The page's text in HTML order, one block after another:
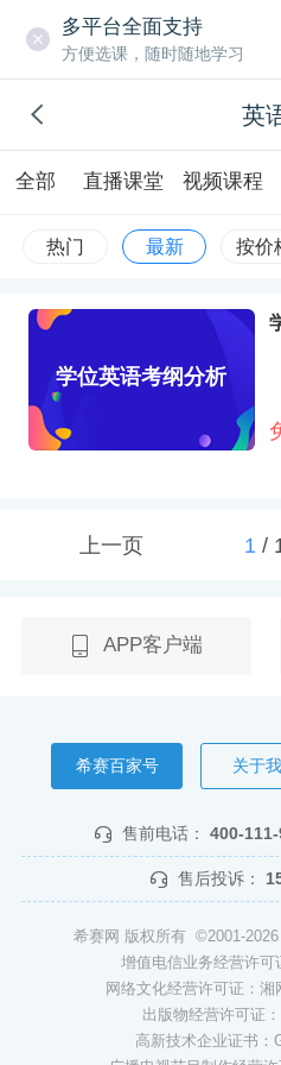
多平台全面支持
方便选课，随时随地学习
英
全部 直播课堂 视频课程
热门 最新 按价
学位英语考纲分析
上一页 1/
APP客户端
希赛百家号 关于
售前电话： 400-
售后投诉：
希赛网 版权所有 ©2001-
增值电信业务经营许可
网络文化经营许可证：湘
出版物经营许可证
高新技术企业证书：